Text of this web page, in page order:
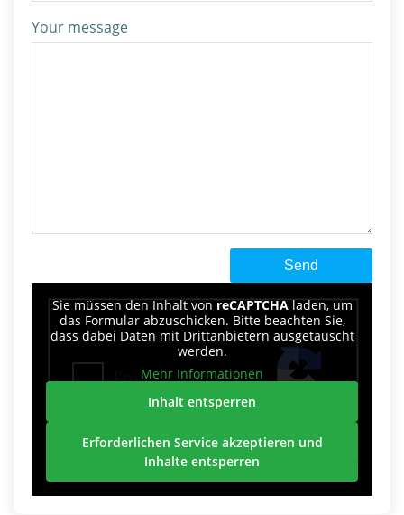
Your message
Sie müssen den Inhalt vonreCAPTCHAladen, um
das Formular abzuschicken. Bitte beachten Sie,
dass dabei Daten mit Drittanbietern ausgetauscht
werden.
Mehr Informationen
Inhalt entsperren
Erforderlichen Service akzeptieren und
Inhalte entsperren